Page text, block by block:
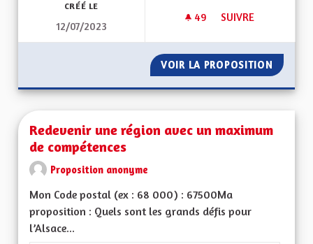
CRÉÉ LE
12/07/2023
49 49 ABONNÉS
SUIVRE
VOIR LA PROPOSITION
Redevenir une région avec un maximum
de compétences
Proposition anonyme
Mon Code postal (ex : 68 000) : 67500Ma
proposition : Quels sont les grands défis pour
l’Alsace...